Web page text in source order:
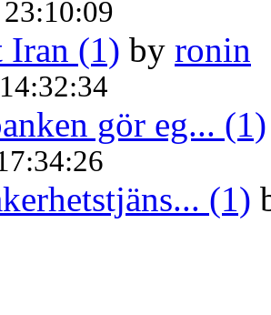
Iran (1) by ronin
gör eg... (1)
(1)